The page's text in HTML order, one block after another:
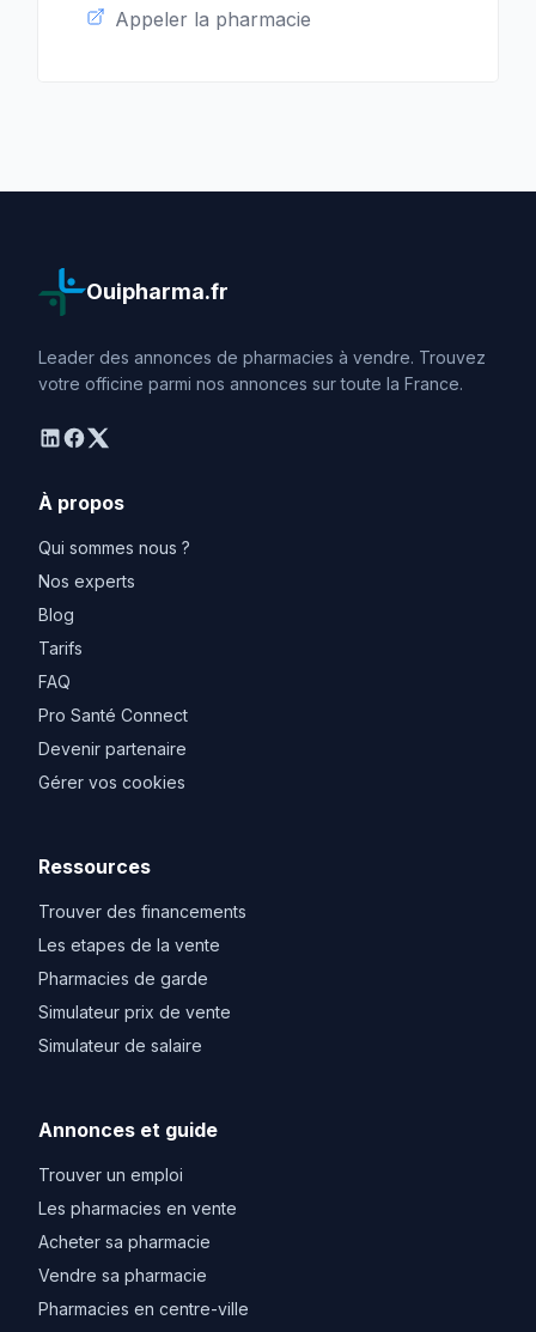
Appeler la pharmacie
Ouipharma.fr
Leader des annonces de pharmacies à vendre. Trouvez
votre officine parmi nos annonces sur toute la France.
linkedin
facebook
twitter
À propos
Qui sommes nous ?
Nos experts
Blog
Tarifs
FAQ
Pro Santé Connect
Devenir partenaire
Gérer vos cookies
Ressources
Trouver des financements
Les etapes de la vente
Pharmacies de garde
Simulateur prix de vente
Simulateur de salaire
Annonces et guide
Trouver un emploi
Les pharmacies en vente
Acheter sa pharmacie
Vendre sa pharmacie
Pharmacies en centre-ville